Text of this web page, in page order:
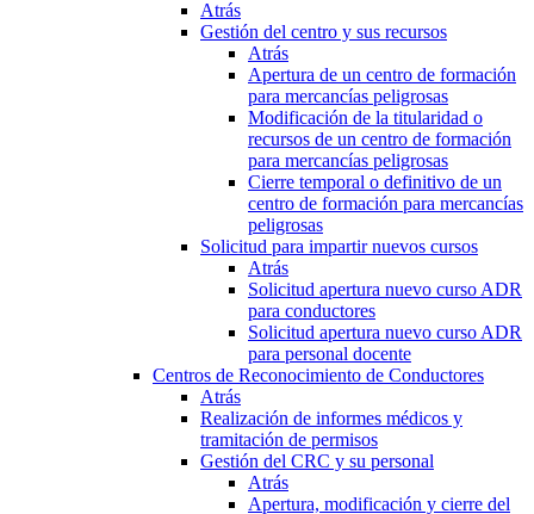
Atrás
Gestión del centro y sus recursos
Atrás
Apertura de un centro de formación
para mercancías peligrosas
Modificación de la titularidad o
recursos de un centro de formación
para mercancías peligrosas
Cierre temporal o definitivo de un
centro de formación para mercancías
peligrosas
Solicitud para impartir nuevos cursos
Atrás
Solicitud apertura nuevo curso ADR
para conductores
Solicitud apertura nuevo curso ADR
para personal docente
Centros de Reconocimiento de Conductores
Atrás
Realización de informes médicos y
tramitación de permisos
Gestión del CRC y su personal
Atrás
Apertura, modificación y cierre del